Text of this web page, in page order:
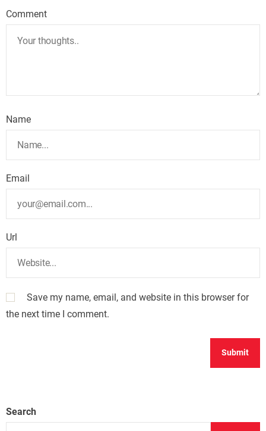
Comment
Name
Email
Url
Save my name, email, and website in this browser for
the next time I comment.
Search